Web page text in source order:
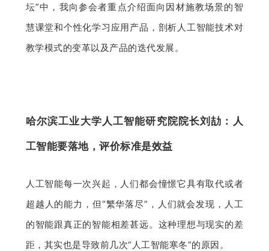
坛”中，我向参会者重点介绍面向因材施教场景的智
慧课堂和个性化学习应用产品，剖析人工智能技术对
教学模式的变革以及产品的迭代发展。
哈尔滨工业大学人工智能研究院院长刘劼：人
工智能要落地，评价标准是效益
人工智能每一次兴起，人们都会憧憬它具有取代或者
超越人的能力，但“繁华落尽”，人们就会发现，人工
的智能跟真正的智能相差甚远。这种理想与现实的差
距，其实也是导致前几次“人工智能寒冬”的原因。